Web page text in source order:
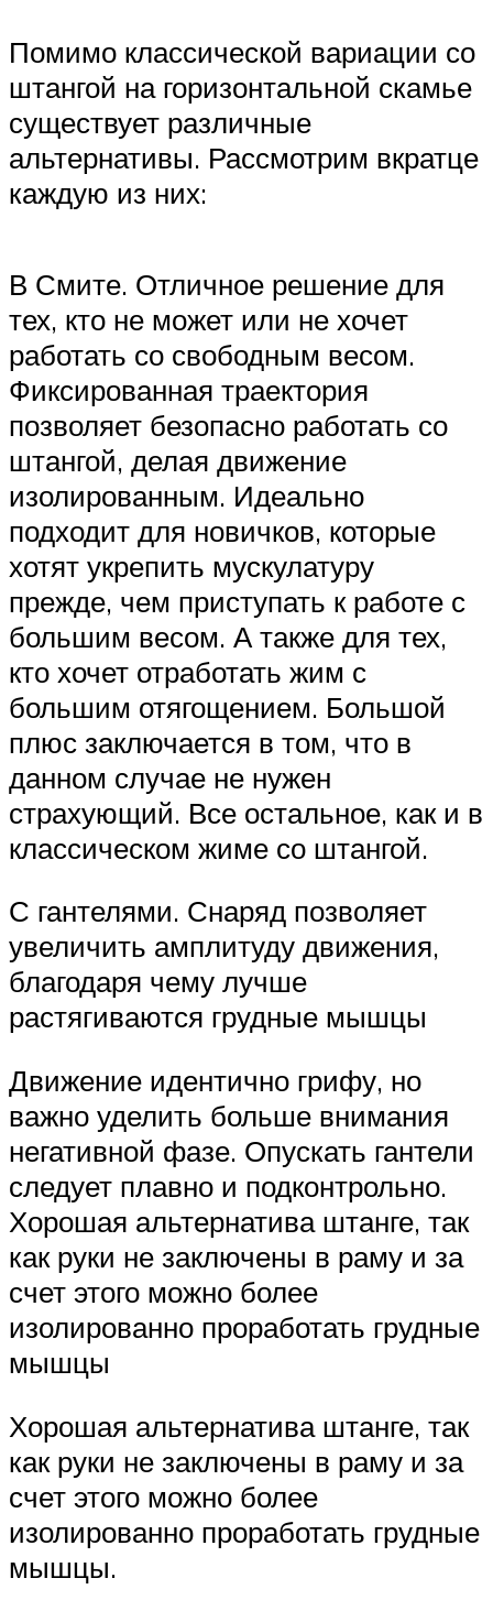
Помимо классической вариации со
штангой на горизонтальной скамье
существует различные
альтернативы. Рассмотрим вкратце
каждую из них:
В Смите. Отличное решение для
тех, кто не может или не хочет
работать со свободным весом.
Фиксированная траектория
позволяет безопасно работать со
штангой, делая движение
изолированным. Идеально
подходит для новичков, которые
хотят укрепить мускулатуру
прежде, чем приступать к работе с
большим весом. А также для тех,
кто хочет отработать жим с
большим отягощением. Большой
плюс заключается в том, что в
данном случае не нужен
страхующий. Все остальное, как и в
классическом жиме со штангой.
С гантелями. Снаряд позволяет
увеличить амплитуду движения,
благодаря чему лучше
растягиваются грудные мышцы
Движение идентично грифу, но
важно уделить больше внимания
негативной фазе. Опускать гантели
следует плавно и подконтрольно.
Хорошая альтернатива штанге, так
как руки не заключены в раму и за
счет этого можно более
изолированно проработать грудные
мышцы
Хорошая альтернатива штанге, так
как руки не заключены в раму и за
счет этого можно более
изолированно проработать грудные
мышцы.